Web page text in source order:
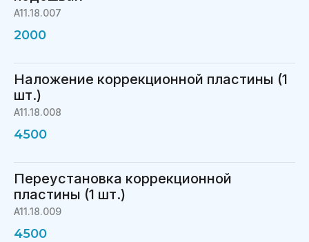
A11.18.007
2000
Наложение коррекционной пластины (1
шт.)
A11.18.008
4500
Переустановка коррекционной
пластины (1 шт.)
A11.18.009
4500